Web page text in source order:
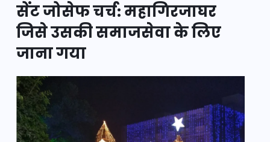
सेंट जोसेफ चर्च: महागिरजाघर
जिसे उसकी समाजसेवा के लिए
जाना गया